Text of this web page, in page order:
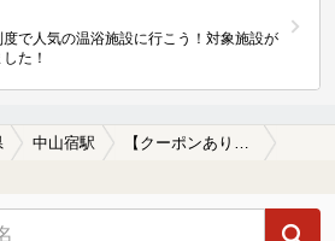
で人気の温浴施設に行こう！対象施設が
た！
中山宿駅